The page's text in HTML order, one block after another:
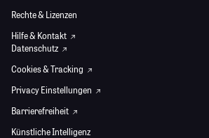
Rechte & Lizenzen
Hilfe & Kontakt
Datenschutz
Cookies & Tracking
Privacy Einstellungen
Barrierefreiheit
Künstliche Intelligenz